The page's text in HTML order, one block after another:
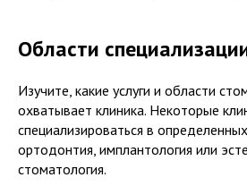
Области
Изучите, какие услуги и области
охватывает клиника. Некоторые
специализироваться в
ортодонтия, имплантология или
стоматология.